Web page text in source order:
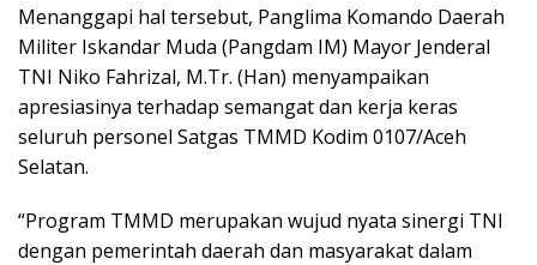
Menanggapi hal tersebut, Panglima Komando Daerah
Militer Iskandar Muda (Pangdam IM) Mayor Jenderal
TNI Niko Fahrizal, M.Tr. (Han) menyampaikan
apresiasinya terhadap semangat dan kerja keras
seluruh personel Satgas TMMD Kodim 0107/Aceh
Selatan.
“Program TMMD merupakan wujud nyata sinergi TNI
dengan pemerintah daerah dan masyarakat dalam